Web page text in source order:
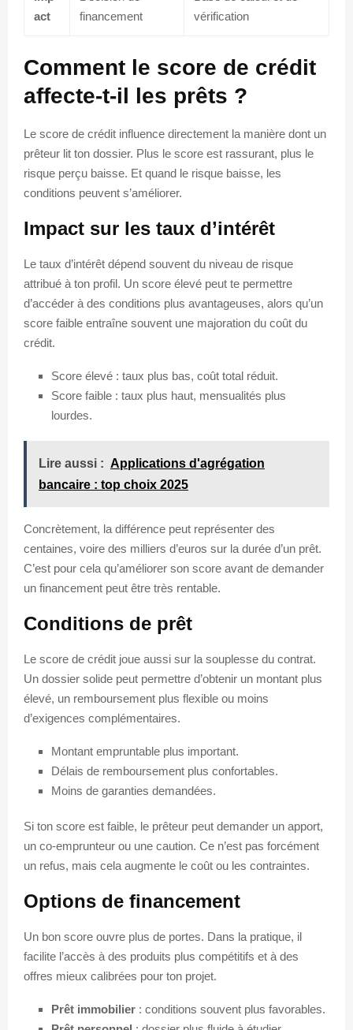
act
financement
vérification
Comment le score de crédit
affecte-t-il les prêts ?
Le score de crédit influence directement la manière dont un
prêteur lit ton dossier. Plus le score est rassurant, plus le
risque perçu baisse. Et quand le risque baisse, les
conditions peuvent s’améliorer.
Impact sur les taux d’intérêt
Le taux d’intérêt dépend souvent du niveau de risque
attribué à ton profil. Un score élevé peut te permettre
d’accéder à des conditions plus avantageuses, alors qu’un
score faible entraîne souvent une majoration du coût du
crédit.
Score élevé : taux plus bas, coût total réduit.
Score faible : taux plus haut, mensualités plus
lourdes.
Lire aussi : Applications d'agrégation
bancaire : top choix 2025
Concrètement, la différence peut représenter des
centaines, voire des milliers d’euros sur la durée d’un prêt.
C’est pour cela qu’améliorer son score avant de demander
un financement peut être très rentable.
Conditions de prêt
Le score de crédit joue aussi sur la souplesse du contrat.
Un dossier solide peut permettre d’obtenir un montant plus
élevé, un remboursement plus flexible ou moins
d’exigences complémentaires.
Montant empruntable plus important.
Délais de remboursement plus confortables.
Moins de garanties demandées.
Si ton score est faible, le prêteur peut demander un apport,
un co-emprunteur ou une caution. Ce n’est pas forcément
un refus, mais cela augmente le coût ou les contraintes.
Options de financement
Un bon score ouvre plus de portes. Dans la pratique, il
facilite l’accès à des produits plus compétitifs et à des
offres mieux calibrées pour ton projet.
Prêt immobilier : conditions souvent plus favorables.